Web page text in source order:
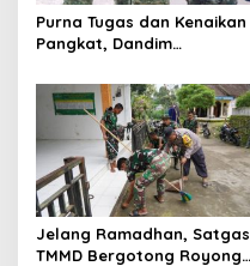
Purna Tugas dan Kenaikan
Pangkat, Dandim
Profesionalisme Prajurit
Jelang Ramadhan, Satgas
TMMD Bergotong Royong